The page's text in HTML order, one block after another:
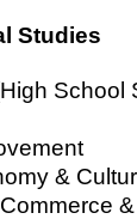
Studies
School
&